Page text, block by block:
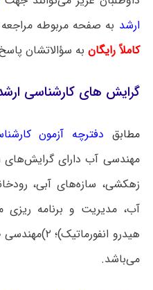
ارشد به صفحه مربوطه
کاملاً رایگان به سؤالاتشان
گرایش‌ های کارشناسی
مطابق دفترچه آزمون
زهکشی، سازه‌های آبی،
آب، مدیریت و برنامه ریزی
هیدرو
می‌باشد.